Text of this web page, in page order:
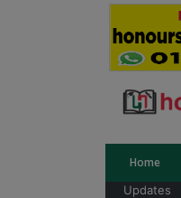
Home
Updates